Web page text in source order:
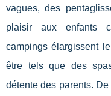
vagues, des
plaisir aux enfants
campings élargissent
être tels que des
détente des parents.